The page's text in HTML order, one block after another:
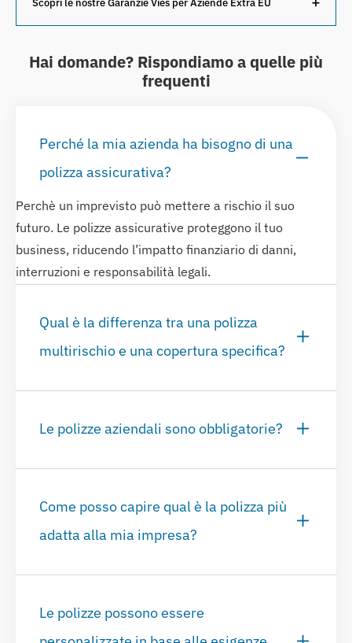
Hai domande? Rispondiamo a quelle più
frequenti
Perché la mia azienda ha bisogno di una
polizza assicurativa?
Perchè un imprevisto può mettere a rischio il suo
futuro. Le polizze assicurative proteggono il tuo
business, riducendo l’impatto finanziario di danni,
interruzioni e responsabilità legali.
Qual è la differenza tra una polizza
multirischio e una copertura specifica?
Le polizze aziendali sono obbligatorie?
Come posso capire qual è la polizza più
adatta alla mia impresa?
Le polizze possono essere